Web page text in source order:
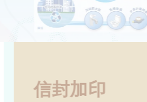
新品手提袋加印